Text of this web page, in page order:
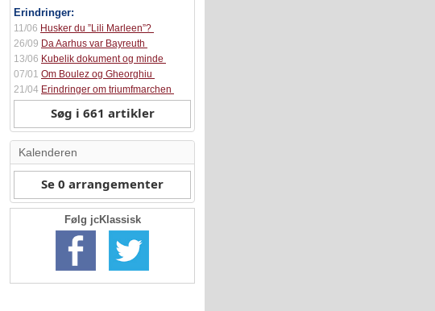
Erindringer:
11/06 Husker du ”Lili Marleen”?
26/09 Da Aarhus var Bayreuth
13/06 Kubelik dokument og minde
07/01 Om Boulez og Gheorghiu
21/04 Erindringer om triumfmarchen
Søg i 661 artikler
Kalenderen
Se 0 arrangementer
Følg jcKlassisk